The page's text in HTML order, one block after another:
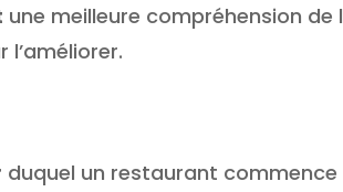
une meilleure compréhension de
duquel un restaurant commence